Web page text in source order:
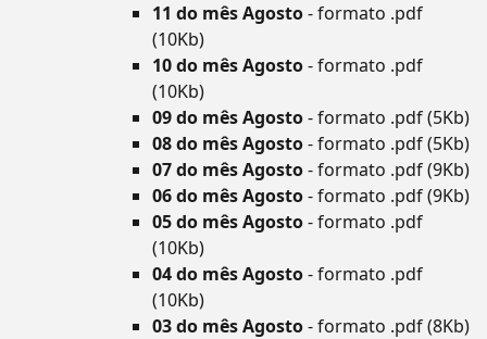
11 do mês Agosto- formato .pdf
(10Kb)
10 do mês Agosto- formato .pdf
(10Kb)
09 do mês Agosto- formato .pdf (5Kb)
08 do mês Agosto- formato .pdf (5Kb)
07 do mês Agosto- formato .pdf (9Kb)
06 do mês Agosto- formato .pdf (9Kb)
05 do mês Agosto- formato .pdf
(10Kb)
04 do mês Agosto- formato .pdf
(10Kb)
03 do mês Agosto- formato .pdf (8Kb)